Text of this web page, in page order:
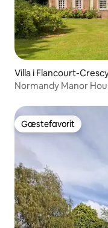
Villa i Flancourt-
Normandy Manor
Gæstefavorit
Gæstefavorit